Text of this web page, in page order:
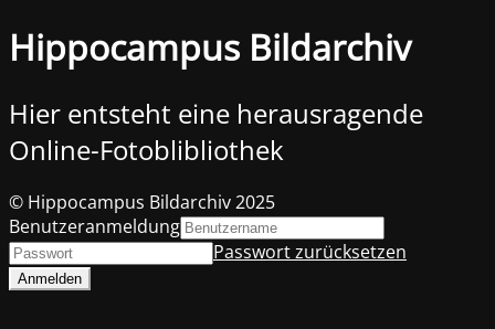
Hippocampus Bildarchiv
Hier entsteht eine herausragende
Online-Fotoblibliothek
© Hippocampus Bildarchiv 2025
Benutzeranmeldung
Passwort zurücksetzen